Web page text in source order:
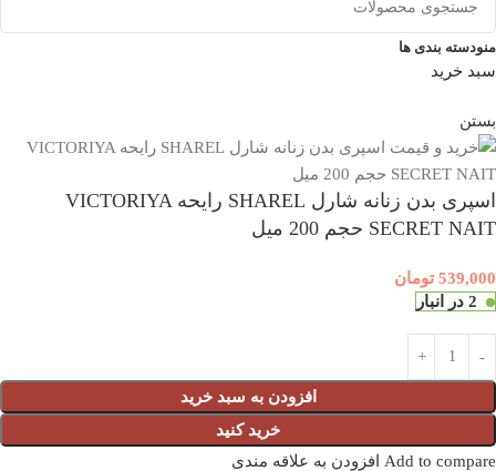
منودسته بندی ها
سبد خرید
بستن
اسپری بدن زنانه شارل SHAREL رایحه VICTORIYA
SECRET NAIT حجم 200 میل
539,000 تومان
2 در انبار
افزودن به سبد خرید
خرید کنید
Add to compare افزودن به علاقه مندی